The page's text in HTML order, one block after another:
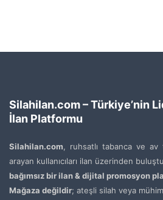
Silahilan.com – Türkiye’nin
İlan Platformu
Silahilan.com, ruhsatlı tabanca ve
arayan kullanıcıları ilan üzerinden
bağımsız bir ilan & dijital promosyon
Mağaza değildir; ateşli silah veya